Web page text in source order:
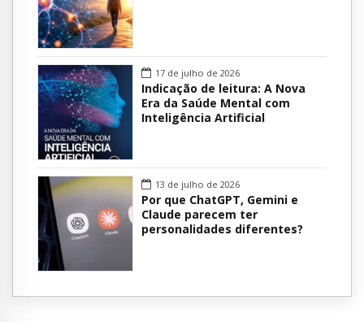
17 de julho de 2026
Indicação de leitura: A Nova
Era da Saúde Mental com
Inteligência Artificial
13 de julho de 2026
Por que ChatGPT, Gemini e
Claude parecem ter
personalidades diferentes?